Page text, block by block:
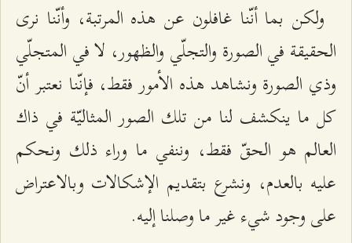
ولكن بما أنّنا غافلون عن هذه المرتبة، وأنّنا نرى
الحقيقة في الصورة والتجلّي والظهور، لا في المتجلّي
وذي الصورة ونشاهد هذه الأمور فقط، فإنّنا نعتبر أنّ
كل ما ينكشف لنا من تلك الصور المثاليّة في ذاك
العالم هو الحقّ فقط، وننفي ما وراء ذلك ونحكم
عليه بالعدم، ونشرع بتقديم الإشكالات وبالاعتراض
على وجود شي‌ء غير ما وصلنا إليه.